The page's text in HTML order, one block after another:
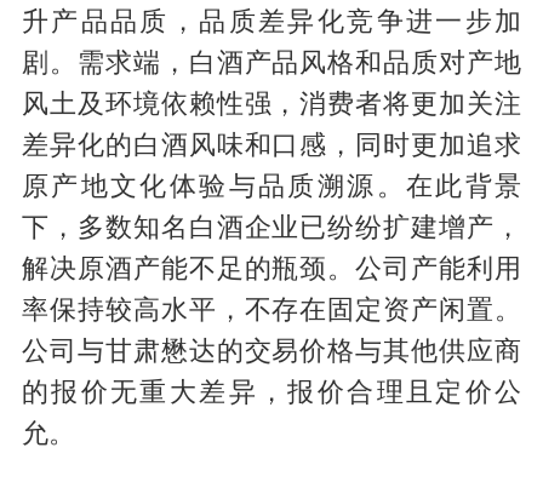
升产品品质，品质差异化竞争进一步加
剧。需求端，白酒产品风格和品质对产地
风土及环境依赖性强，消费者将更加关注
差异化的白酒风味和口感，同时更加追求
原产地文化体验与品质溯源。在此背景
下，多数知名白酒企业已纷纷扩建增产，
解决原酒产能不足的瓶颈。公司产能利用
率保持较高水平，不存在固定资产闲置。
公司与甘肃懋达的交易价格与其他供应商
的报价无重大差异，报价合理且定价公
允。